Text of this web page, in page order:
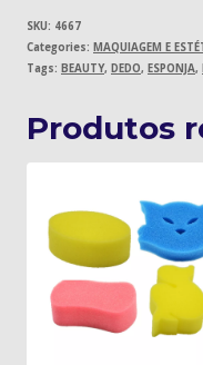
SKU: 4667
Categories: MAQUIAGEM E
Tags: BEAUTY, DEDO, ESPONJA,
Produtos